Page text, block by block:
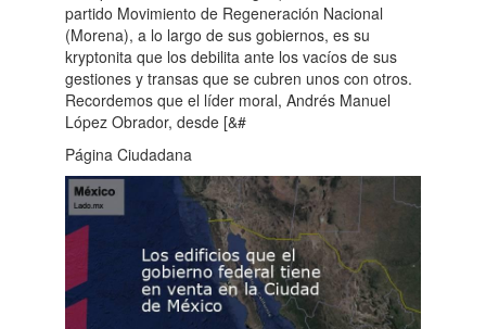
partido Movimiento de Regeneración Nacional
(Morena), a lo largo de sus gobiernos, es su
kryptonita que los debilita ante los vacíos de sus
gestiones y transas que se cubren unos con otros.
Recordemos que el líder moral, Andrés Manuel
López Obrador, desde [&#
Página Ciudadana